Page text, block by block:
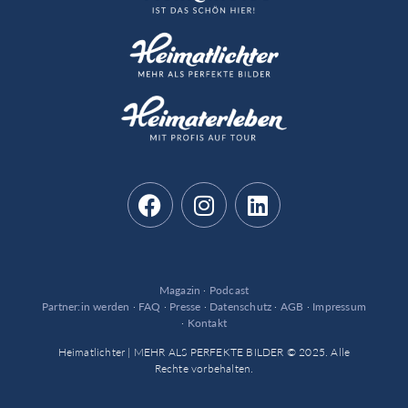
Magazin · Podcast
Partner:in werden · FAQ · Presse · Datenschutz · AGB · Impressum
· Kontakt
Heimatlichter | MEHR ALS PERFEKTE BILDER © 2025. Alle
Rechte vorbehalten.